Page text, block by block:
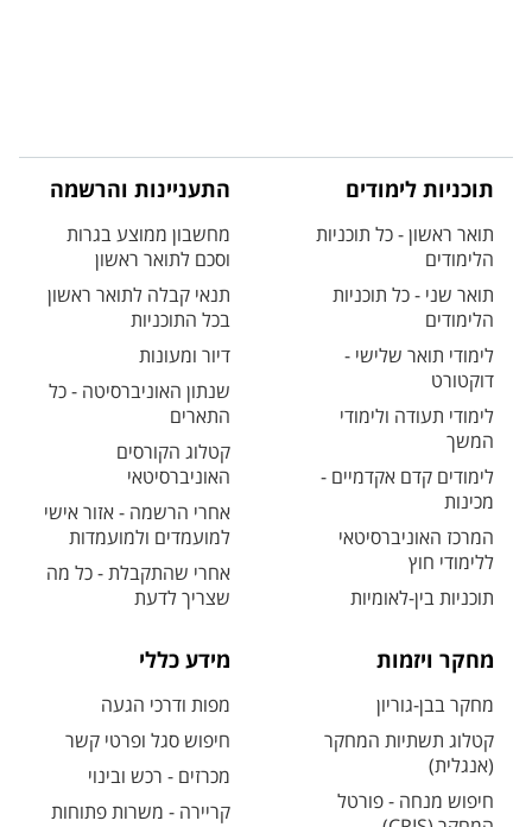
תוכניות לימודים
תואר ראשון - כל תוכניות
הלימודים
תואר שני - כל תוכניות
הלימודים
לימודי תואר שלישי -
דוקטורט
לימודי תעודה ולימודי
המשך
לימודים קדם אקדמיים -
מכינות
המרכז האוניברסיטאי
ללימודי חוץ
תוכניות בין-לאומיות
התעניינות והרשמה
מחשבון ממוצע בגרות
וסכם לתואר ראשון
תנאי קבלה לתואר ראשון
בכל התוכניות
דיור ומעונות
שנתון האוניברסיטה - כל
התארים
קטלוג הקורסים
האוניברסיטאי
אחרי הרשמה - אזור אישי
למועמדים ולמועמדות
אחרי שהתקבלת - כל מה
שצריך לדעת
מחקר ויזמות
מחקר בבן-גוריון
קטלוג תשתיות המחקר
(אנגלית)
חיפוש מנחה - פורטל
מידע כללי
מפות ודרכי הגעה
חיפוש סגל ופרטי קשר
מכרזים - רכש ובינוי
קריירה - משרות פתוחות